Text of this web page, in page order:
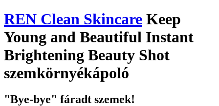
REN Clean Skincare Keep
Young and Beautiful Instant
Brightening Beauty Shot
szemkörnyékápoló
"Bye-bye" fáradt szemek!